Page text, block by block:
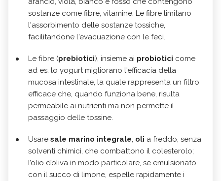
sostanze come fibre, vitamine. Le fibre limitano
l'assorbimento delle sostanze tossiche,
facilitandone l'evacuazione con le feci.
Le fibre (prebiotici), insieme ai probiotici come
ad es. lo yogurt migliorano l'efficacia della
mucosa intestinale, la quale rappresenta un filtro
efficace che, quando funziona bene, risulta
permeabile ai nutrienti ma non permette il
passaggio delle tossine.
Usare sale marino integrale, oli a freddo, senza
solventi chimici, che combattono il colesterolo;
l’olio d’oliva in modo particolare, se emulsionato
con il succo di limone, espelle rapidamente i